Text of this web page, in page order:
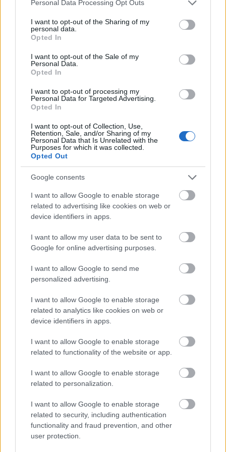
not limited to your visit or usage behaviour. You may click to
grant or deny consent to Google and its third-party tags to
use your data for below specified purposes in below Google
consent section.
Personal Data Processing Opt Outs
I want to opt-out of the Sharing of my
personal data.
Opted In
I want to opt-out of the Sale of my
Personal Data.
Opted In
I want to opt-out of processing my
Personal Data for Targeted Advertising.
Opted In
I want to opt-out of Collection, Use,
Retention, Sale, and/or Sharing of my
Personal Data that Is Unrelated with the
Purposes for which it was collected.
Opted Out
Google consents
I want to allow Google to enable storage
related to advertising like cookies on web or
device identifiers in apps.
I want to allow my user data to be sent to
Google for online advertising purposes.
I want to allow Google to send me
personalized advertising.
I want to allow Google to enable storage
related to analytics like cookies on web or
device identifiers in apps.
I want to allow Google to enable storage
related to functionality of the website or app.
I want to allow Google to enable storage
related to personalization.
I want to allow Google to enable storage
related to security, including authentication
functionality and fraud prevention, and other
user protection.
Csabi Konyhája X Mexicali Burrito
Egyesítettük a hamburgert és a quesadillát, a
végeredmény pedig egy igazi street food
nagyágyú lett!
Csabi Konyhája•2021. augusztus 10.
Sokan kértétek, hát most jól meg is kapjátok! Ismét
megrendezésre kerül egy jó kis Csabi Konyhája
esemény a Viharsarokban! Ráadásul első ízben lesz
Gyulán ilyen jellegű eseményem, méghozzá egyik
legnagyobb kedvencemmel, a Mexicali Burrito
Barral közösen!
Visszatérés a Mexicali Burrito Bárba,
a Tex-Mex ételek viharsarki
otthonába!
A terasznyitás jegyében rögtön meg is
kóstoltam egyik újdonságukat, az almás
chimichangát